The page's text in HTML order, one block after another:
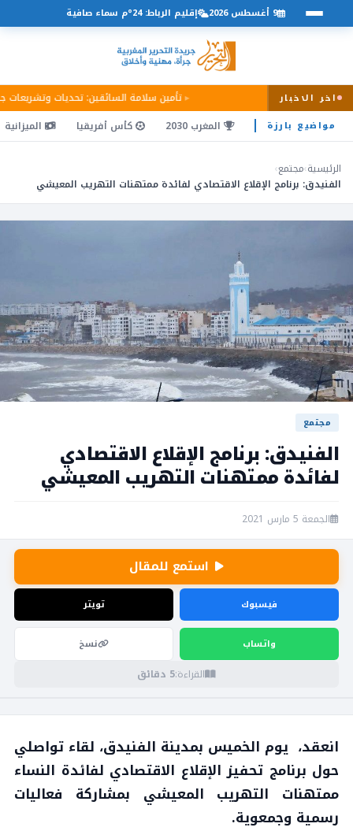
اخر الاخبار تأمين سلامة السائقين: تحديات وتشريعات
9 أغسطس 2026 إقليم الرباط: 24°م سماء صافية
مواضيع بارزة المغرب 2030 كأس أفريقيا الميزانية
الرئيسية›مجتمع›
الفنيدق: برنامج الإقلاع الاقتصادي لفائدة ممتهنات التهريب المعيشي
مجتمع
الفنيدق: برنامج الإقلاع الاقتصادي
لفائدة ممتهنات التهريب المعيشي
الجمعة 5 مارس 2021
استمع للمقال
فيسبوك تويتر
واتساب نسخ
القراءة:5 دقائق
انعقد، يوم الخميس بمدينة الفنيدق، لقاء تواصلي
حول برنامج تحفيز الإقلاع الاقتصادي لفائدة النساء
ممتهنات التهريب المعيشي بمشاركة فعاليات
رسمية وجمعوية.